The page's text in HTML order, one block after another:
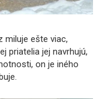
miluje ešte viac,
priatelia jej navrhujú,
on je iného